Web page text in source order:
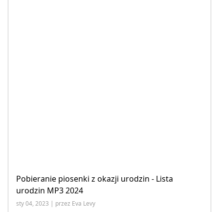
Pobieranie piosenki z okazji urodzin - Lista
urodzin MP3 2024
sty 04, 2023 | przez Eva Levy